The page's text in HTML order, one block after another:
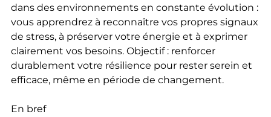
dans des environnements en constante évolution :
vous apprendrez à reconnaître vos propres signaux
de stress, à préserver votre énergie et à exprimer
clairement vos besoins. Objectif : renforcer
durablement votre résilience pour rester serein et
efficace, même en période de changement.
En bref